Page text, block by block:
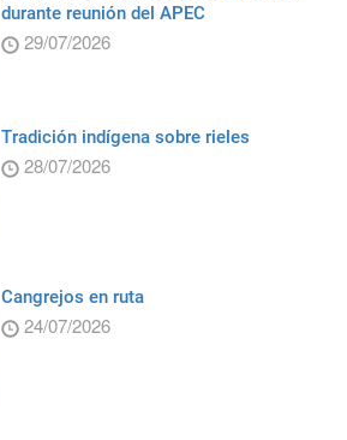
durante reunión del APEC
29/07/2026
Tradición indígena sobre rieles
28/07/2026
Cangrejos en ruta
24/07/2026